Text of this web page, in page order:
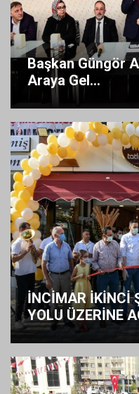
Başkan Güngör
Araya Gel...
İNCİMAR İKİNCİ
YOLU ÜZERİNE